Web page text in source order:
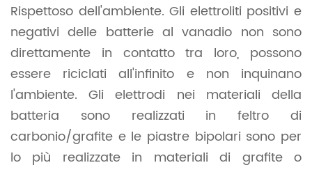
Rispettoso dell'ambiente. Gli elettroliti positivi e
negativi delle batterie al vanadio non sono
direttamente in contatto tra loro, possono
essere riciclati all'infinito e non inquinano
l'ambiente. Gli elettrodi nei materiali della
batteria sono realizzati in feltro di
carbonio/grafite e le piastre bipolari sono per
lo più realizzate in materiali di grafite o